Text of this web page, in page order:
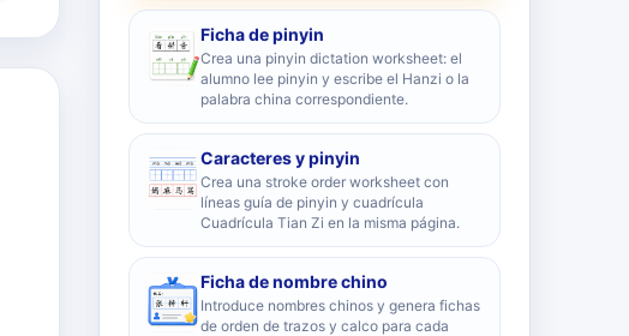
Ficha de pinyin
Crea una pinyin dictation worksheet: el
alumno lee pinyin y escribe el Hanzi o la
palabra china correspondiente.
Caracteres y pinyin
Crea una stroke order worksheet con
líneas guía de pinyin y cuadrícula
Cuadrícula Tian Zi en la misma página.
Ficha de nombre chino
Introduce nombres chinos y genera fichas
de orden de trazos y calco para cada